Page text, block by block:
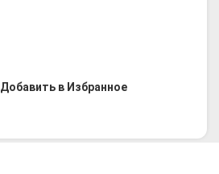
Добавить в Избранное